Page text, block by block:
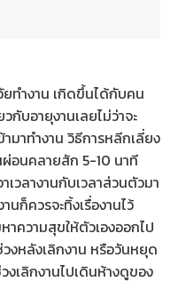
ทำงาน เกิดขึ้นได้กับคน
กับอายุงานเลยไม่ว่าจะ
มาทำงาน วิธีการหลีกเลี่ยง
ผ่อนคลายสัก 5-10 นาที
เวลางานกับเวลาส่วนตัวมา
นก็ควรจะทิ้งเรื่องานไว้
าความสุขให้ตัวเองออกไป
งหลังเลิกงาน หรือวันหยุด
งเลิกงานไปเดินห้างดูของ